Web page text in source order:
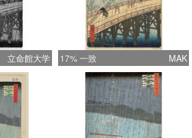
立命館大学 17% 一致 MAK